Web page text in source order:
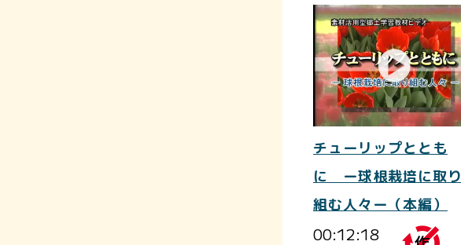
チューリップととも
に ー球根栽培に取り
組む人々ー（本編）
00:12:18